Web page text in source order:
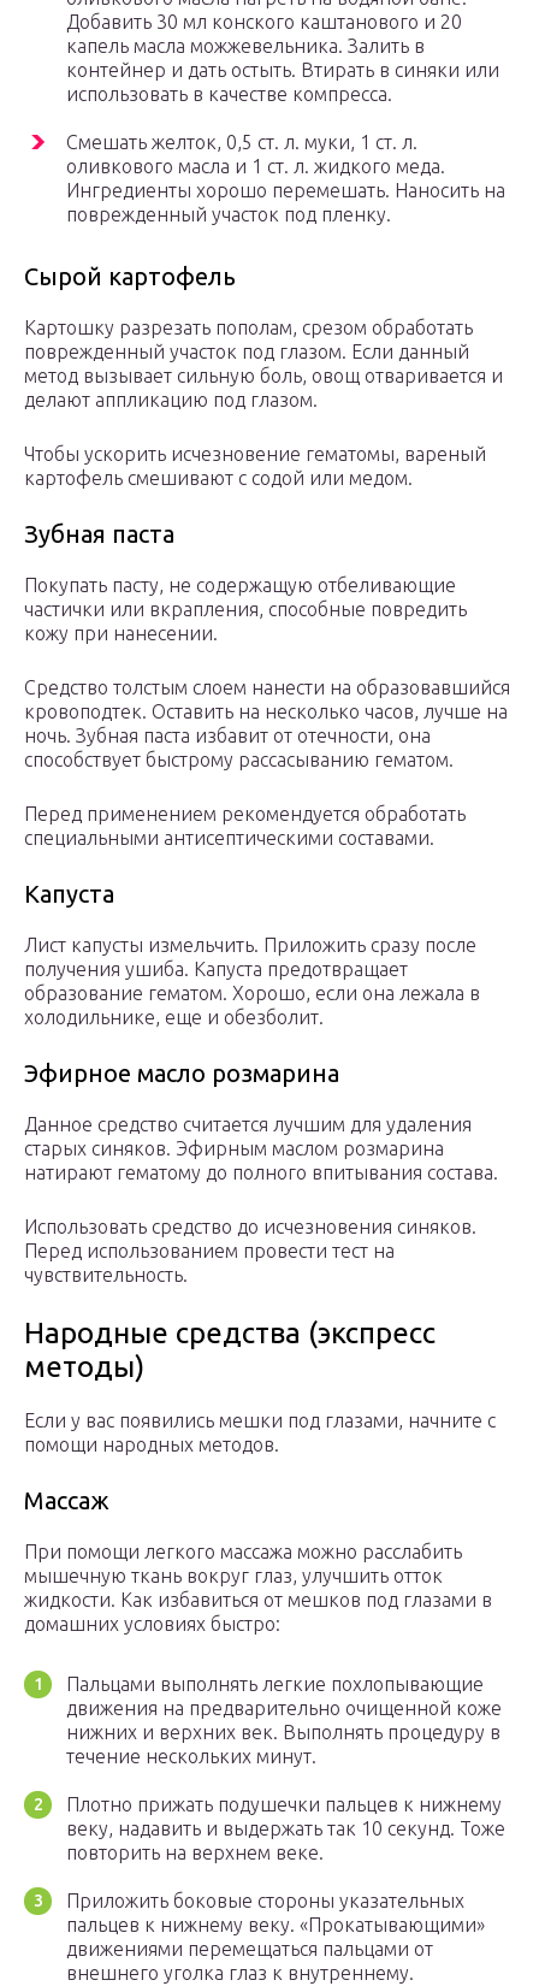
Добавить 30 мл конского каштанового и 20
капель масла можжевельника. Залить в
контейнер и дать остыть. Втирать в синяки или
использовать в качестве компресса.
Смешать желток, 0,5 ст. л. муки, 1 ст. л.
оливкового масла и 1 ст. л. жидкого меда.
Ингредиенты хорошо перемешать. Наносить на
поврежденный участок под пленку.
Сырой картофель
Картошку разрезать пополам, срезом обработать
поврежденный участок под глазом. Если данный
метод вызывает сильную боль, овощ отваривается и
делают аппликацию под глазом.
Чтобы ускорить исчезновение гематомы, вареный
картофель смешивают с содой или медом.
Зубная паста
Покупать пасту, не содержащую отбеливающие
частички или вкрапления, способные повредить
кожу при нанесении.
Средство толстым слоем нанести на образовавшийся
кровоподтек. Оставить на несколько часов, лучше на
ночь. Зубная паста избавит от отечности, она
способствует быстрому рассасыванию гематом.
Перед применением рекомендуется обработать
специальными антисептическими составами.
Капуста
Лист капусты измельчить. Приложить сразу после
получения ушиба. Капуста предотвращает
образование гематом. Хорошо, если она лежала в
холодильнике, еще и обезболит.
Эфирное масло розмарина
Данное средство считается лучшим для удаления
старых синяков. Эфирным маслом розмарина
натирают гематому до полного впитывания состава.
Использовать средство до исчезновения синяков.
Перед использованием провести тест на
чувствительность.
Народные средства (экспресс
методы)
Если у вас появились мешки под глазами, начните с
помощи народных методов.
Массаж
При помощи легкого массажа можно расслабить
мышечную ткань вокруг глаз, улучшить отток
жидкости. Как избавиться от мешков под глазами в
домашних условиях быстро:
Пальцами выполнять легкие похлопывающие
движения на предварительно очищенной коже
нижних и верхних век. Выполнять процедуру в
течение нескольких минут.
Плотно прижать подушечки пальцев к нижнему
веку, надавить и выдержать так 10 секунд. Тоже
повторить на верхнем веке.
Приложить боковые стороны указательных
пальцев к нижнему веку. «Прокатывающими»
движениями перемещаться пальцами от
внешнего уголка глаз к внутреннему.